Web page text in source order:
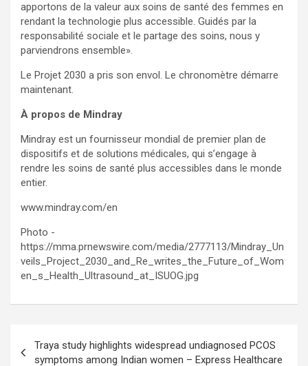
apportons de la valeur aux soins de santé des femmes en
rendant la technologie plus accessible. Guidés par la
responsabilité sociale et le partage des soins, nous y
parviendrons ensemble».
Le Projet 2030 a pris son envol. Le chronomètre démarre
maintenant.
À propos de Mindray
Mindray est un fournisseur mondial de premier plan de
dispositifs et de solutions médicales, qui s’engage à
rendre les soins de santé plus accessibles dans le monde
entier.
www.mindray.com/en
Photo -
https://mma.prnewswire.com/media/2777113/Mindray_Un
veils_Project_2030_and_Re_writes_the_Future_of_Wom
en_s_Health_Ultrasound_at_ISUOG.jpg
navigation
Traya study highlights widespread undiagnosed PCOS
symptoms among Indian women – Express Healthcare